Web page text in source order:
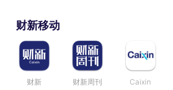
财新移动
财新 财新周刊 Caixin